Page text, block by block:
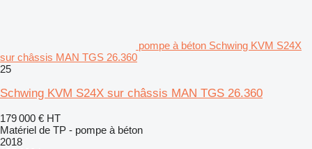
pompe à béton Schwing KVM S24X
sur châssis MAN TGS 26.360
25
Schwing KVM S24X sur châssis MAN TGS 26.360
179 000 € HT
Matériel de TP - pompe à béton
2018